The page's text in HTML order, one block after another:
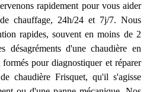
rapidement pour vous aider
chauffage, 24h/24 et 7j/7. Nous
rapides, souvent en moins de 2
désagréments d'une chaudière en
pour diagnostiquer et réparer
chaudière Frisquet, qu'il s'agisse